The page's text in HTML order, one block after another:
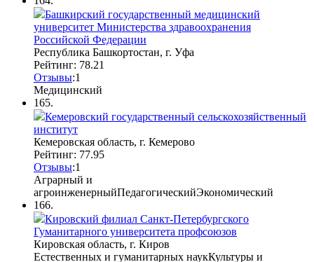
Башкирский государственный медицинский
университет Министерства здравоохранения
Российской Федерации
Республика Башкортостан, г. Уфа
Рейтинг: 78.21
Отзывы:1
Медицинский
165.
Кемеровский государственный сельскохозяйственный
институт
Кемеровская область, г. Кемерово
Рейтинг: 77.95
Отзывы:1
Аграрный и
агроинженерныйПедагогическийЭкономический
166.
Кировский филиал Санкт-Петербургского
Гуманитарного университета профсоюзов
Кировская область, г. Киров
Естественных и гуманитарных наукКультуры и